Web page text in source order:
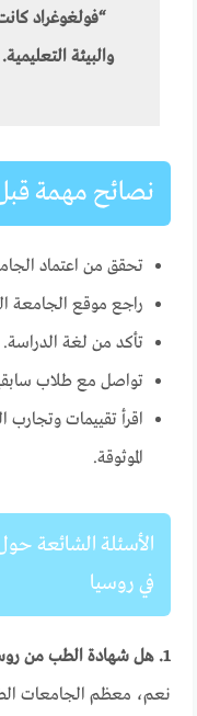
“فولغوغراد
والبيئة
نصائح مهمة
تحقق من اعتماد
راجع موقع الجامعة
تأكد من لغة الدراسة.
تواصل مع طلاب
اقرأ تقييمات وتجارب
الموثوقة.
الأسئلة الشائعة
في روسيا
1. هل شهادة الطب من روسيا معترف بها؟
نعم، معظم الجامعات